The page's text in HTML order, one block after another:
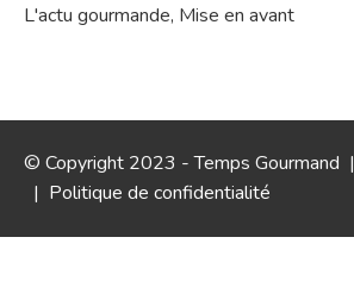
L'actu gourmande, Mise en avant
© Copyright 2023 - Temps Gourmand |
| Politique de confidentialité